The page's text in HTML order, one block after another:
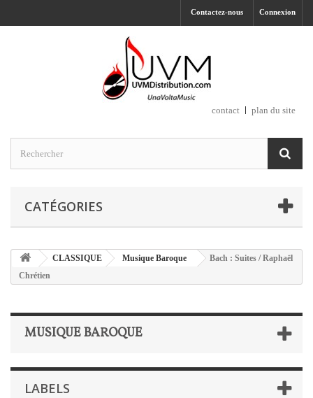
Connexion
Contactez-nous
contact plan du site
CATÉGORIES
CLASSIQUE Musique Baroque
Bach : Suites / Raphaël
Chrétien
MUSIQUE BAROQUE
LABELS